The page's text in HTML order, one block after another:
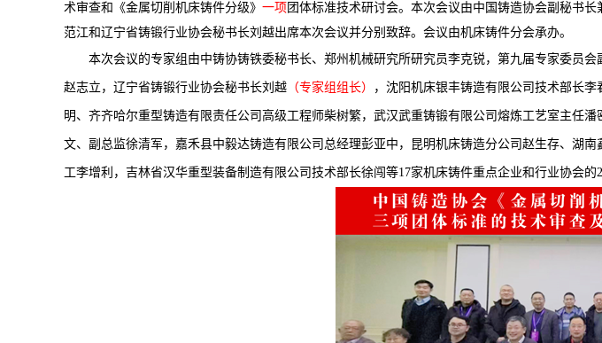
术审查和《金属切削机床铸件分级》 一项 团体标准技术研讨会。本次会议由中国铸造协会副秘书
范江和辽宁省铸锻行业协会秘书长刘越出席本次会议并分别致辞。会议由机床铸件分会承办。
本次会议的专家组由中铸协铸铁委秘书长、郑州机械研究所研究员李克锐，第九届专家委员
赵志立，辽宁省铸锻行业协会秘书长刘越 （专家组组长） ，沈阳机床银丰铸造有限公司技术部长
明、齐齐哈尔重型铸造有限责任公司高级工程师柴树繁，武汉武重铸锻有限公司熔炼工艺室主任
文、副总监徐清军，嘉禾县中毅达铸造有限公司总经理彭亚中，昆明机床铸造分公司赵生存、湖
工李增利，吉林省汉华重型装备制造有限公司技术部长徐闯等17家机床铸件重点企业和行业协会的